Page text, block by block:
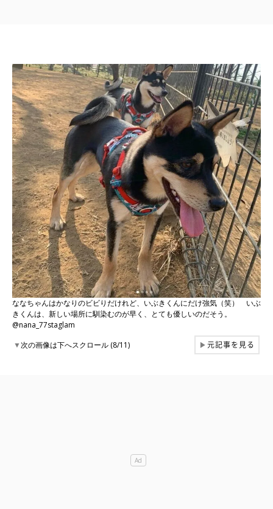
ななちゃんはかなりのビビりだけれど、いぶきくんにだけ強気（笑） いぶ
きくんは、新しい場所に馴染むのが早く、とても優しいのだそう。
@nana_77staglam
▼次の画像は下へスクロール (8/11) ▶元記事を見る